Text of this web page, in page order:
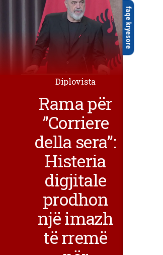
faqe kryesore
Diplovista
Rama për
”Corriere
della sera”:
Histeria
digjitale
prodhon
një imazh
të rremë